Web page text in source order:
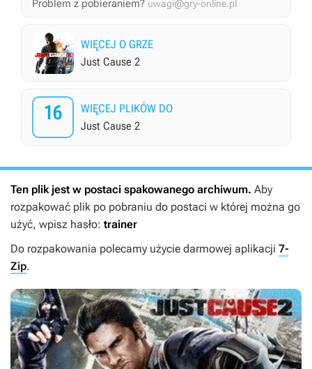
Problem z pobieraniem? uwagi@gry-online.pl
WIĘCEJ O GRZE
Just Cause 2
16
WIĘCEJ PLIKÓW DO
Just Cause 2
Ten plik jest w postaci spakowanego archiwum. Aby
rozpakować plik po pobraniu do postaci w której można go
użyć, wpisz hasło: trainer
Do rozpakowania polecamy użycie darmowej aplikacji 7-
Zip.